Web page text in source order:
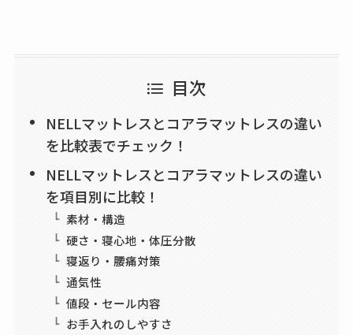
目次
NELLマットレスとコアラマットレスの違い
を比較表でチェック！
NELLマットレスとコアラマットレスの違い
を項目別に比較！
素材・構造
硬さ・寝心地・体圧分散
寝返り・腰痛対策
通気性
値段・セール内容
お手入れのしやすさ